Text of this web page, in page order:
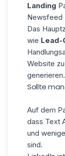
Landing
Newsfeed
Das
wie Lead-
Website
generieren.
Sollte
Auf dem
dass Text
und
sind.